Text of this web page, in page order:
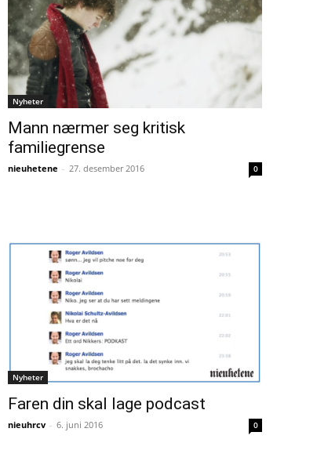
Nyheter
Mann nærmer seg kritisk
familiegrense
nieuhetene - 27. desember 2016 0
Nyheter
Faren din skal lage podcast
nieuhrcv - 6. juni 2016 0